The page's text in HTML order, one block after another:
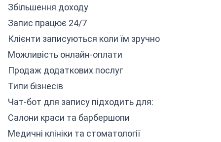
Збільшення доходу
Запис працює 24/7
Клієнти записуються коли їм зручно
Можливість онлайн-оплати
Продаж додаткових послуг
Типи бізнесів
Чат-бот для запису підходить для:
Салони краси та барбершопи
Медичні клініки та стоматології